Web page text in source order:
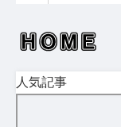
人気記事